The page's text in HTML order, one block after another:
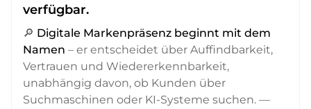
verfügbar.
🔎 Digitale Markenpräsenz beginnt mit dem
Namen – er entscheidet über Auffindbarkeit,
Vertrauen und Wiedererkennbarkeit,
unabhängig davon, ob Kunden über
Suchmaschinen oder KI-Systeme suchen. —